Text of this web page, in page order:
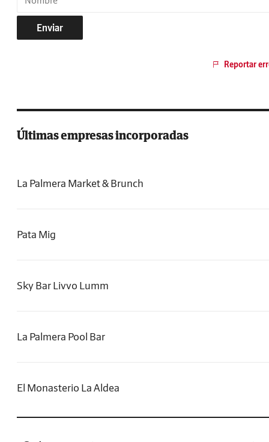
Enviar
Reportar
Últimas empresas incorporadas
La Palmera Market & Brunch
Pata Mig
Sky Bar Livvo Lumm
La Palmera Pool Bar
El Monasterio La Aldea